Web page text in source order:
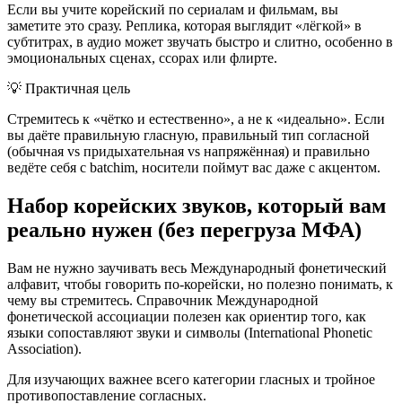
Если вы учите корейский по сериалам и фильмам, вы
заметите это сразу. Реплика, которая выглядит «лёгкой» в
субтитрах, в аудио может звучать быстро и слитно, особенно в
эмоциональных сценах, ссорах или флирте.
💡 Практичная цель
Стремитесь к «чётко и естественно», а не к «идеально». Если
вы даёте правильную гласную, правильный тип согласной
(обычная vs придыхательная vs напряжённая) и правильно
ведёте себя с batchim, носители поймут вас даже с акцентом.
Набор корейских звуков, который вам
реально нужен (без перегруза МФА)
Вам не нужно заучивать весь Международный фонетический
алфавит, чтобы говорить по-корейски, но полезно понимать, к
чему вы стремитесь. Справочник Международной
фонетической ассоциации полезен как ориентир того, как
языки сопоставляют звуки и символы (International Phonetic
Association).
Для изучающих важнее всего категории гласных и тройное
противопоставление согласных.